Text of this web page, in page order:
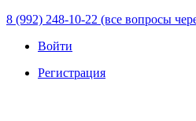
8 (992) 248-10-22 (все вопросы
Войти
Регистрация